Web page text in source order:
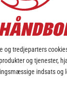
har haft sin
og rammer
bedste præstation
scorede 10 gange
3 assist i
score 6,97.
TES:
og tredjeparters
og tjenester,
indsats og